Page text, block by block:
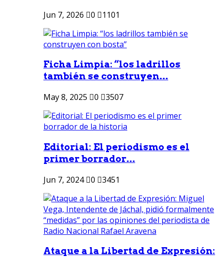
Jun 7, 2026 0 1101
Ficha Limpia: “los ladrillos
también se construyen...
May 8, 2025 0 3507
Editorial: El periodismo es el
primer borrador...
Jun 7, 2024 0 3451
Ataque a la Libertad de Expresión: